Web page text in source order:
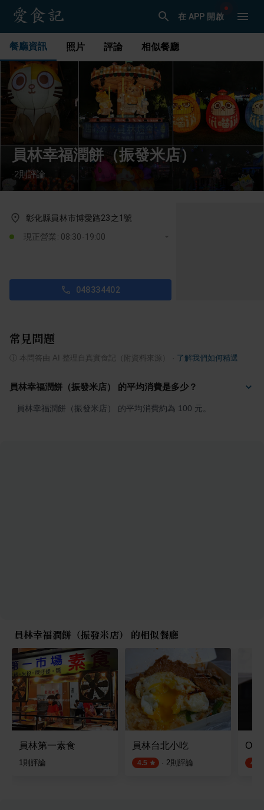
在 APP 開啟
餐廳資訊 照片 評論 相似餐廳
員林幸福潤餅（振發米店）
·2 則評論
彰化縣員林市博愛路23之1號
現正營業: 08:30-19:00
048334402
常見問題
本問答由 AI 整理自真實食記（附資料來源） 了解我們如何精選
員林幸福潤餅（振發米店） 的平均消費是多少？
員林幸福潤餅（振發米店） 的平均消費約為 100 元。
員林幸福潤餅（振發米店） 的相似餐廳
員林第一素食
1則評論
員林台北小吃
4.5 · 2則評論
O
4.8